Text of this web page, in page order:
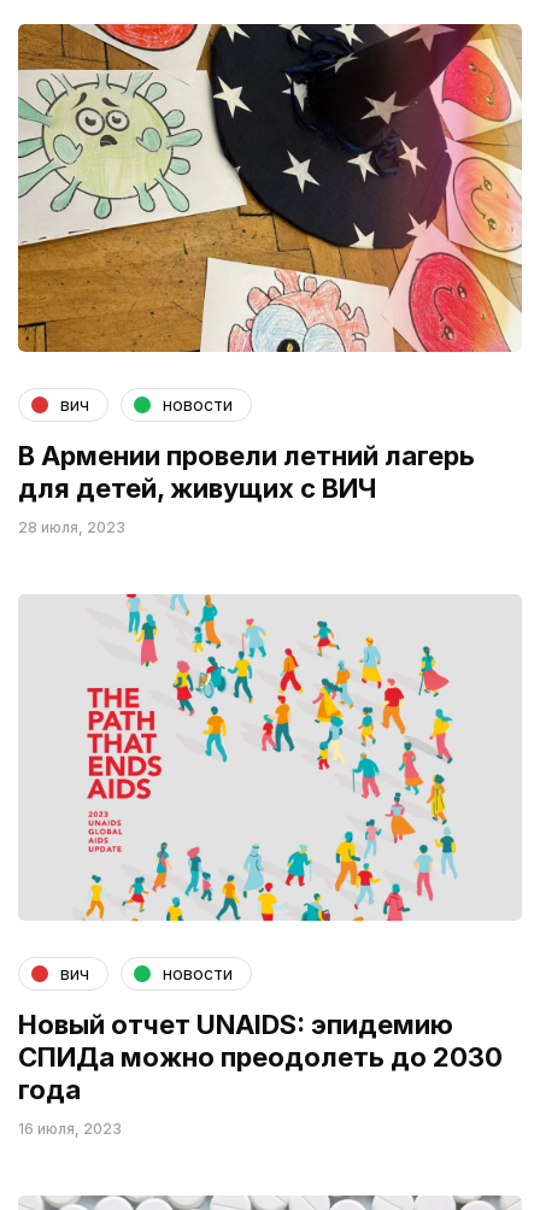
вич новости
В Армении провели летний лагерь
для детей, живущих с ВИЧ
28 июля, 2023
вич новости
Новый отчет UNAIDS: эпидемию
СПИДа можно преодолеть до 2030
года
16 июля, 2023